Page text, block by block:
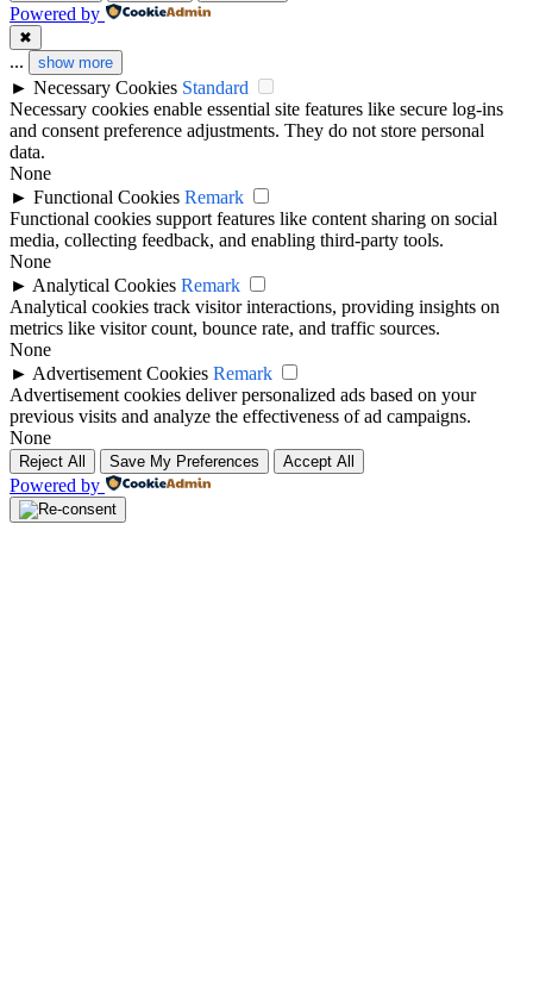
Powered by
✖
... show more
► Necessary Cookies Standard
Necessary cookies enable essential site features like secure log-ins
and consent preference adjustments. They do not store personal
data.
None
► Functional Cookies Remark
Functional cookies support features like content sharing on social
media, collecting feedback, and enabling third-party tools.
None
► Analytical Cookies Remark
Analytical cookies track visitor interactions, providing insights on
metrics like visitor count, bounce rate, and traffic sources.
None
► Advertisement Cookies Remark
Advertisement cookies deliver personalized ads based on your
previous visits and analyze the effectiveness of ad campaigns.
None
Reject All Save My Preferences Accept All
Powered by